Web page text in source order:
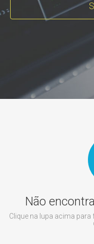
Não
Clique na lupa acima